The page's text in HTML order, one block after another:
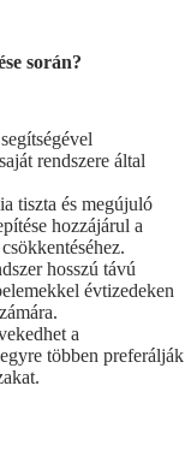
során?
rendszere által
tiszta és megújuló
hozzájárul a
hosszú távú
évtizedeken
a
többen preferálják